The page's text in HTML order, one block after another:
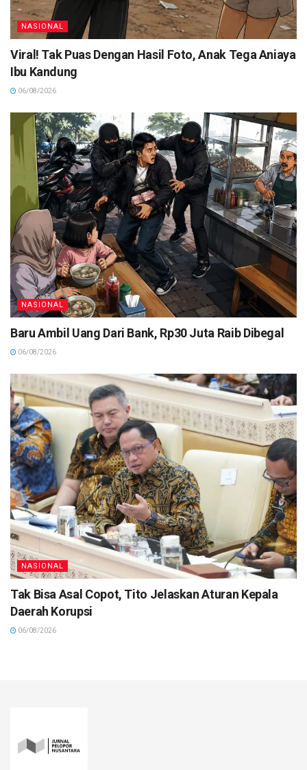
NASIONAL
Viral! Tak Puas Dengan Hasil Foto, Anak Tega Aniaya
Ibu Kandung
06/08/2026
NASIONAL
Baru Ambil Uang Dari Bank, Rp30 Juta Raib Dibegal
06/08/2026
NASIONAL
Tak Bisa Asal Copot, Tito Jelaskan Aturan Kepala
Daerah Korupsi
06/08/2026